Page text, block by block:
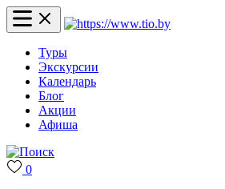
Туры
Экскурсии
Календарь
Блог
Акции
Афиша
0